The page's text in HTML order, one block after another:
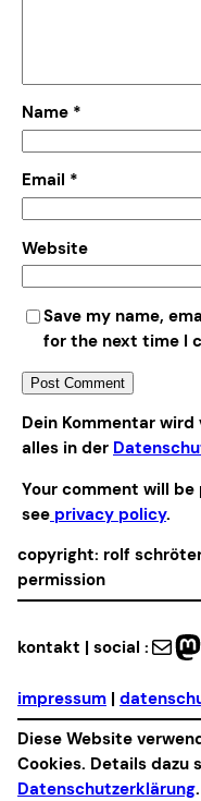
Name *
Email *
Website
Save my name,
for the next time I
Alternative:
Dein Kommentar
alles in der
Your comment will be
see privacy policy.
copyright: rolf
permission
kontakt | social : Mail Mastodon
impressum |
Diese Website
Cookies. Details dazu
Datenschutzerklärung